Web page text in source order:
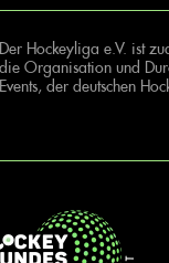
Der Hockeyliga e.V. ist
die Organisation und
Events, der deutschen